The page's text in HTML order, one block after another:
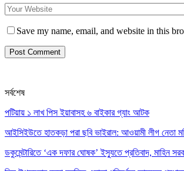
Save my name, email, and website in this
সর্বশেষ
পটিয়ায় ১ লাখ পিস ইয়াবাসহ ৬ বাইকার গ্যাং আটক
আইসিইউতে হাতকড়া পরা ছবি ভাইরাল: আওয়ামী লীগ নেতা
ডকুমেন্টারিতে ‘এক দফার ঘোষক’ ইস্যুতে প্রতিবাদ, মাহিন